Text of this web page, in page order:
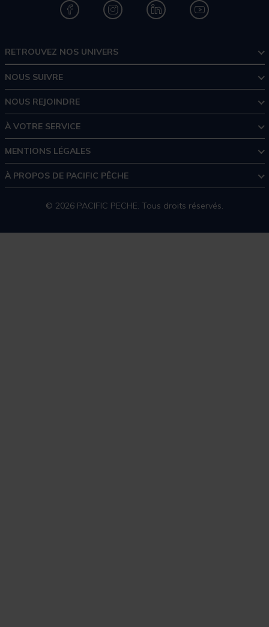
RETROUVEZ NOS UNIVERS
NOUS SUIVRE
NOUS REJOINDRE
À VOTRE SERVICE
MENTIONS LÉGALES
À PROPOS DE PACIFIC PÊCHE
© 2026 PACIFIC PECHE. Tous droits réservés.